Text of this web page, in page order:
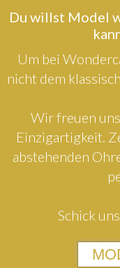
Du willst Model
Um bei
nicht dem
Wir freuen
Einzigartigkeit.
abstehenden
Schick